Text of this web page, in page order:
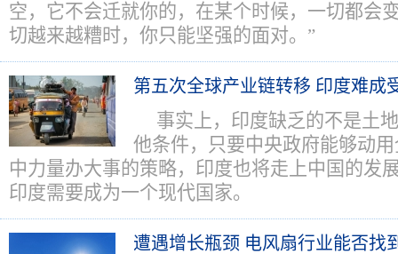
空，它不会迁就你的，在某个时候，一切都会
切越来越糟时，你只能坚强的面对。”
第五次全球产业链转移 印度难成
事实上，印度缺乏的不是土
他条件，只要中央政府能够动
中力量办大事的策略，印度也将走上中国的发
印度需要成为一个现代国家。
遭遇增长瓶颈 电风扇行业能否找